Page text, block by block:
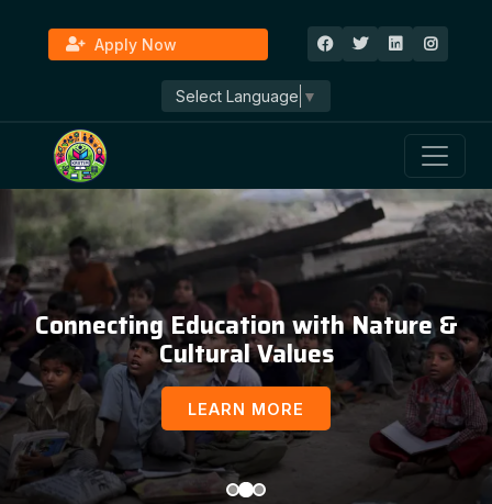
Apply Now
Select Language ▼
Connecting Education with Nature &
Cultural Values
LEARN MORE